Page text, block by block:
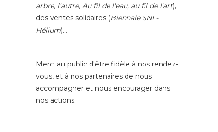
arbre, l'autre, Au fil de l'eau, au fil de l'art),
des ventes solidaires (Biennale SNL-
Hélium)…
Merci au public d'être fidèle à nos rendez-
vous, et à nos partenaires de nous
accompagner et nous encourager dans
nos actions.